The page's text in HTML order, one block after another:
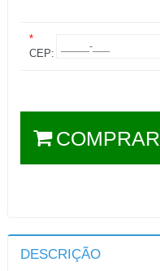
*
CEP:
COMPRAR
DESCRIÇÃO